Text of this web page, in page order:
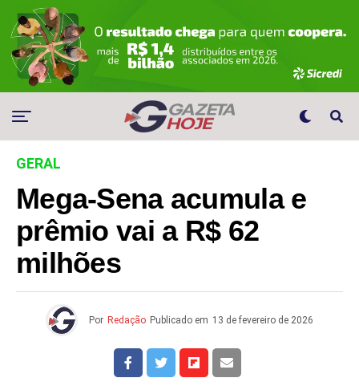
GERAL
Mega-Sena acumula e
prêmio vai a R$ 62
milhões
Por Redação Publicado em 13 de fevereiro de 2026